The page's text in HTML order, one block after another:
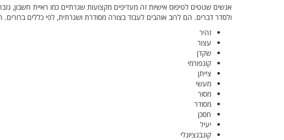
אנשים שנוטים לטיפוס אישיות זה מעדיפים מקצועות שגרתיים כמו ראיית חשבון,
ולסדר דברים. הם לרוב אוהבים לעבוד בצורה מסודרת ושגרתית, לפי כללים
זהיר
עצור
שקדן
קונפורמי
צייתן
מעשי
מסור
מסודר
חסכן
יעיל
קונבנציונלי